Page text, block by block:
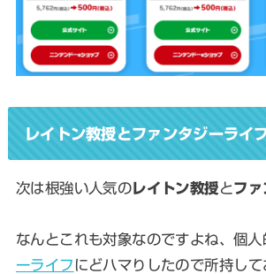
レイトン教授とファンタジーライ
次は根強い人気の レイトン教授とファ
なんとこれも対象なのですよね、個人
ーライフ にどハマりしたので所持し